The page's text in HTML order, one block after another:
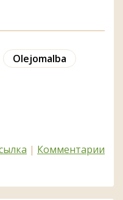
Olejomalba
| Комментарии